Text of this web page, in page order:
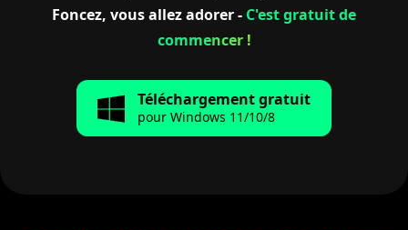
Foncez, vous allez adorer - C'est gratuit de
commencer !
Téléchargement gratuit
pour Windows 11/10/8